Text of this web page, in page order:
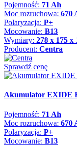
Pojemność: 71 Ah
Moc rozruchowa: 670
Polaryzacja: P+
Mocowanie: B13
Wymiary: 278 x 175 x
Producent: Centra
Sprawdź cenę
Akumulator EXIDE
Pojemność: 71 Ah
Moc rozruchowa: 670
Polaryzacja: P+
Mocowanie: B13